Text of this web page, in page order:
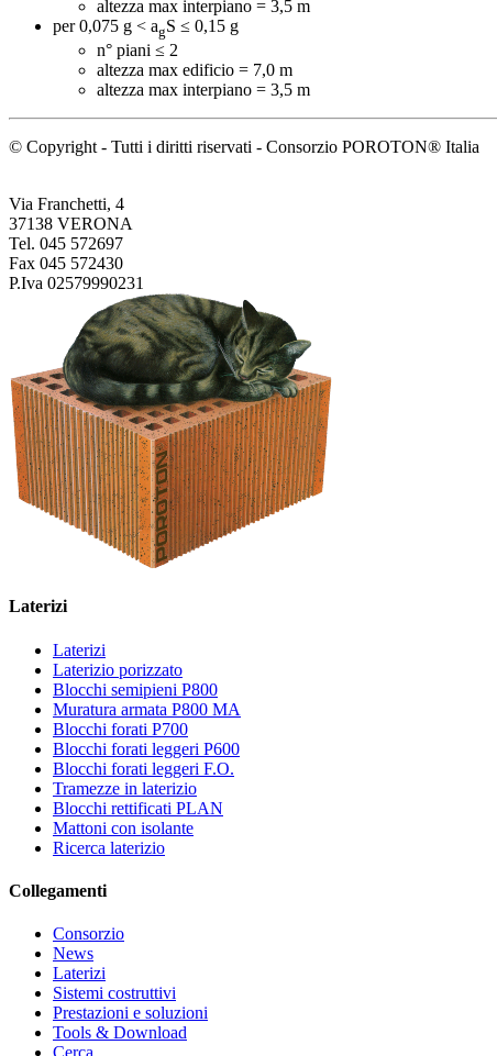
altezza max interpiano = 3,5 m
per 0,075 g < agS ≤ 0,15 g
n° piani ≤ 2
altezza max edificio = 7,0 m
altezza max interpiano = 3,5 m
© Copyright - Tutti i diritti riservati - Consorzio POROTON® Italia
Via Franchetti, 4
37138 VERONA
Tel. 045 572697
Fax 045 572430
P.Iva 02579990231
Laterizi
Laterizi
Laterizio porizzato
Blocchi semipieni P800
Muratura armata P800 MA
Blocchi forati P700
Blocchi forati leggeri P600
Blocchi forati leggeri F.O.
Tramezze in laterizio
Blocchi rettificati PLAN
Mattoni con isolante
Ricerca laterizio
Collegamenti
Consorzio
News
Laterizi
Sistemi costruttivi
Prestazioni e soluzioni
Tools & Download
Cerca